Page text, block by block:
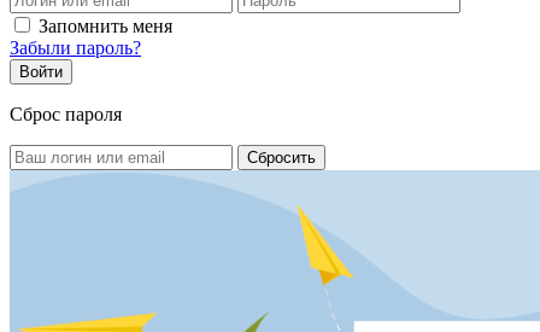
Запомнить меня
Забыли пароль?
Сброс пароля